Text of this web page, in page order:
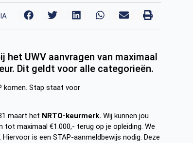
het UWV aanvragen van maximaal
Dit geldt voor alle categorieën.
komen. Stap staat voor
maart het NRTO-keurmerk. Wij kunnen jou
tot maximaal €1.000,- terug op je opleiding. We
is een STAP-aanmeldbewijs nodig. Deze